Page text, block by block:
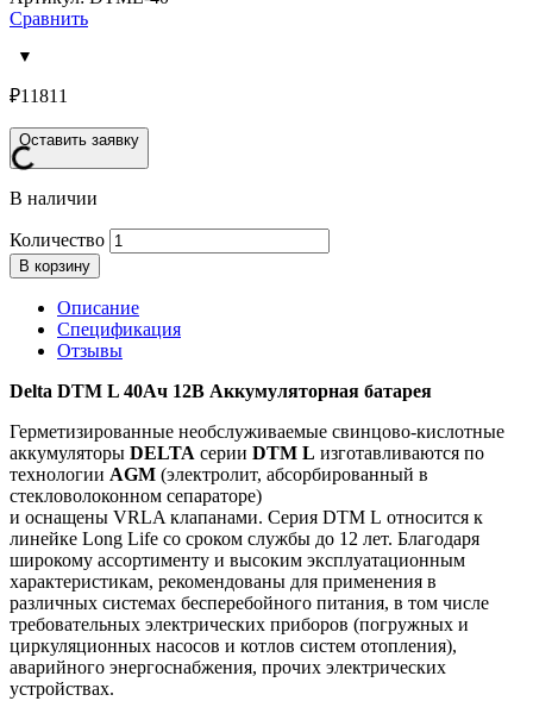
Сравнить
₽11811
Оставить заявку
В наличии
Количество
В корзину
Описание
Спецификация
Отзывы
Delta DTM L 40Ач 12В Аккумуляторная батарея
Герметизированные необслуживаемые свинцово-кислотные
аккумуляторы DELTA серии DTM L изготавливаются по
технологии AGM (электролит, абсорбированный в
стекловолоконном сепараторе)
и оснащены VRLA клапанами. Серия DTM L относится к
линейке Long Life со сроком службы до 12 лет. Благодаря
широкому ассортименту и высоким эксплуатационным
характеристикам, рекомендованы для применения в
различных системах бесперебойного питания, в том числе
требовательных электрических приборов (погружных и
циркуляционных насосов и котлов систем отопления),
аварийного энергоснабжения, прочих электрических
устройствах.